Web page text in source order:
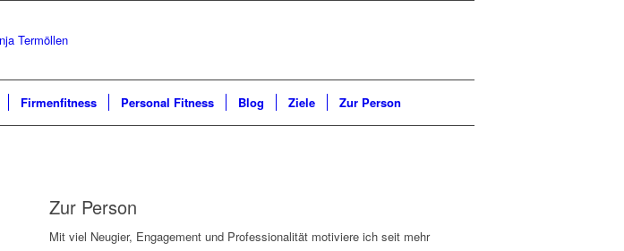
Firmenfitness Personal Fitness Blog Ziele Zur Person
Zur Person
Mit viel Neugier, Engagement und Professionalität motiviere ich seit mehr